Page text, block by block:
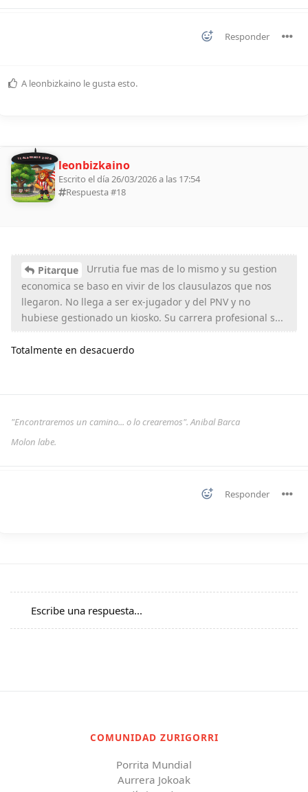
Responder
A leonbizkaino le gusta esto.
11 ALDEANOS 2026 leonbizkaino
Escrito el día 26/03/2026 a las 17:54
Respuesta #18
Pitarque
Urrutia fue mas de lo mismo y su gestion
economica se baso en vivir de los clausulazos que nos
llegaron. No llega a ser ex-jugador y del PNV y no
hubiese gestionado un kiosko. Su carrera profesional s...
Totalmente en desacuerdo
"Encontraremos un camino... o lo crearemos". Anibal Barca
Molon labe.
Responder
Escribe una respuesta...
COMUNIDAD ZURIGORRI
Porrita Mundial
Aurrera Jokoak